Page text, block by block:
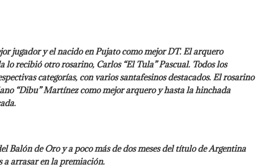
jugador y el nacido en Pujato como mejor DT. El arquero
recibió otro rosarino, Carlos “El Tula” Pascual. Todos los
categorías, con varios santafesinos destacados. El rosarino
“Dibu” Martínez como mejor arquero y hasta la hinchada
Balón de Oro y a poco más de dos meses del título de Argentina
a arrasar en la premiación.